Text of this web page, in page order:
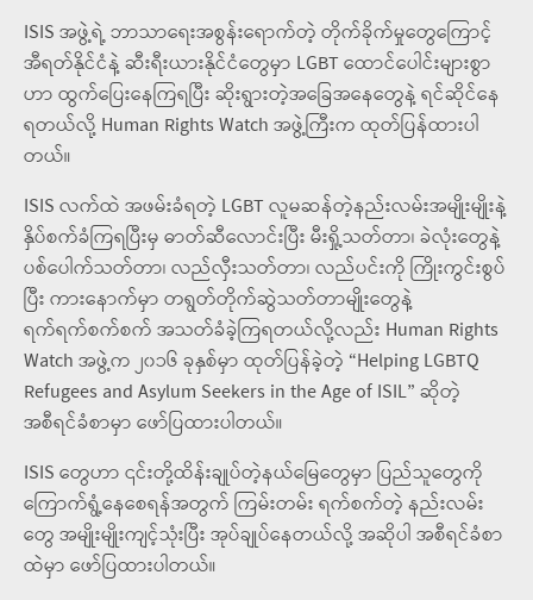
ISIS အဖွဲ့ရဲ့ ဘာသာရေးအစွန်းရောက်တဲ့ တိုက်ခိုက်မှုတွေကြောင့်
အီရတ်နိုင်ငံနဲ့ ဆီးရီးယားနိုင်ငံတွေမှာ LGBT ထောင်ပေါင်းများစွာ
ဟာ ထွက်ပြေးနေကြရပြီး ဆိုးရွားတဲ့အခြေအနေတွေနဲ့ ရင်ဆိုင်နေ
ရတယ်လို့ Human Rights Watch အဖွဲ့ကြီးက ထုတ်ပြန်ထားပါ
တယ်။
ISIS လက်ထဲ အဖမ်းခံရတဲ့ LGBT လူမဆန်တဲ့နည်းလမ်းအမျိုးမျိုးနဲ့
နှိပ်စက်ခံကြရပြီးမှ ဓာတ်ဆီလောင်းပြီး မီးရှို့သတ်တာ၊ ခဲလုံးတွေနဲ့
ပစ်ပေါက်သတ်တာ၊ လည်လှီးသတ်တာ၊ လည်ပင်းကို ကြိုးကွင်းစွပ်
ပြီး ကားနောက်မှာ တရွတ်တိုက်ဆွဲသတ်တာမျိုးတွေနဲ့
ရက်ရက်စက်စက် အသတ်ခံခဲ့ကြရတယ်လို့လည်း Human Rights
Watch အဖွဲ့က ၂၀၁၆ ခုနှစ်မှာ ထုတ်ပြန်ခဲ့တဲ့ “Helping LGBTQ
Refugees and Asylum Seekers in the Age of ISIL” ဆိုတဲ့
အစီရင်ခံစာမှာ ဖော်ပြထားပါတယ်။
ISIS တွေဟာ ၎င်းတို့ထိန်းချုပ်တဲ့နယ်မြေတွေမှာ ပြည်သူတွေကို
ကြောက်ရွံ့နေစေရန်အတွက် ကြမ်းတမ်း ရက်စက်တဲ့ နည်းလမ်း
တွေ အမျိုးမျိုးကျင့်သုံးပြီး အုပ်ချုပ်နေတယ်လို့ အဆိုပါ အစီရင်ခံစာ
ထဲမှာ ဖော်ပြထားပါတယ်။